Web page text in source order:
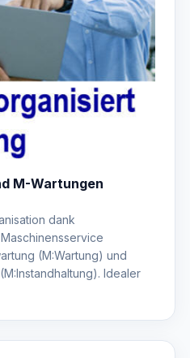
M-Wartungen
dank
(M:Wartung) und
Idealer